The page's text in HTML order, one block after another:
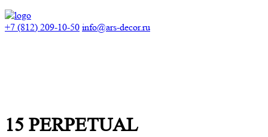
+7 (812) 209-10-50 info@ars-decor.ru
15 PERPETUAL